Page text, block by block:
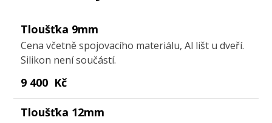
Tloušťka 9mm
Cena včetně spojovacího materiálu, Al lišt u dveří.
Silikon není součástí.
9 400 Kč
Tloušťka 12mm